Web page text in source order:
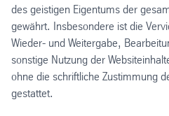
des geistigen Eigentums der
gewährt. Insbesondere ist die
Wieder- und Weitergabe,
sonstige Nutzung der
ohne die schriftliche Zustimmung
gestattet.